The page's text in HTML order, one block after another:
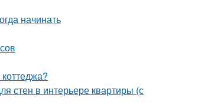
начинать
стен в интерьере квартиры (с